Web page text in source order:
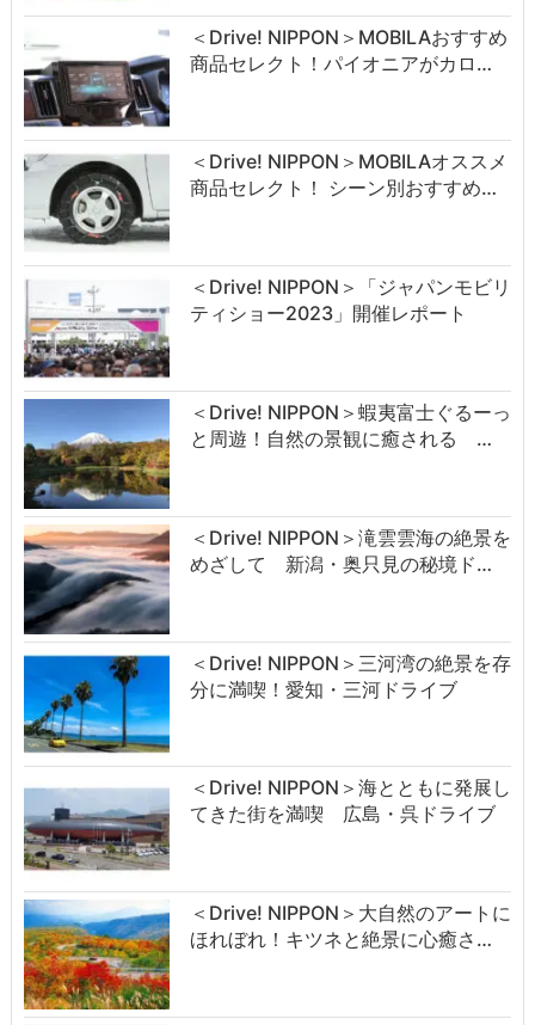
＜Drive! NIPPON＞MOBILAおすすめ
商品セレクト！パイオニアがカロ…
＜Drive! NIPPON＞MOBILAオススメ
商品セレクト！ シーン別おすすめ…
＜Drive! NIPPON＞「ジャパンモビリ
ティショー2023」開催レポート
＜Drive! NIPPON＞蝦夷富士ぐるーっ
と周遊！自然の景観に癒される …
＜Drive! NIPPON＞滝雲雲海の絶景を
めざして 新潟・奥只見の秘境ド…
＜Drive! NIPPON＞三河湾の絶景を存
分に満喫！愛知・三河ドライブ
＜Drive! NIPPON＞海とともに発展し
てきた街を満喫 広島・呉ドライブ
＜Drive! NIPPON＞大自然のアートに
ほれぼれ！キツネと絶景に心癒さ…